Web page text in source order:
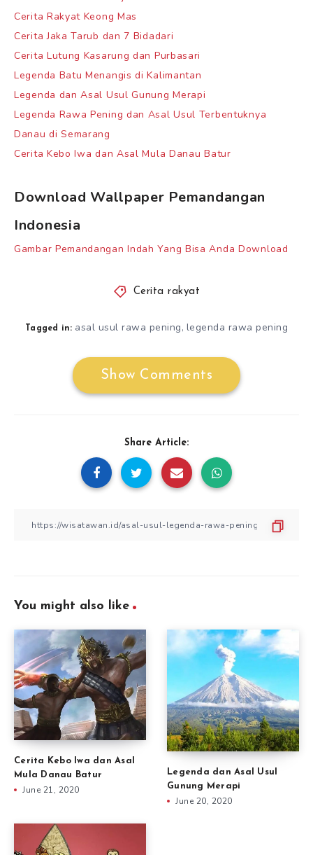
Cerita Rakyat Keong Mas
Cerita Jaka Tarub dan 7 Bidadari
Cerita Lutung Kasarung dan Purbasari
Legenda Batu Menangis di Kalimantan
Legenda dan Asal Usul Gunung Merapi
Legenda Rawa Pening dan Asal Usul Terbentuknya
Danau di Semarang
Cerita Kebo Iwa dan Asal Mula Danau Batur
Download Wallpaper Pemandangan
Indonesia
Gambar Pemandangan Indah Yang Bisa Anda Download
Cerita rakyat
Tagged in: asal usul rawa pening, legenda rawa pening
Show Comments
Share Article:
You might also like
Cerita Kebo Iwa dan Asal
Mula Danau Batur
June 21, 2020
Legenda dan Asal Usul
Gunung Merapi
June 20, 2020